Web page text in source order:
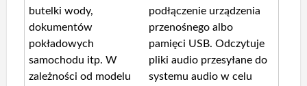
butelki wody,
dokumentów
pokładowych
samochodu itp. W
zależności od modelu
podłączenie urządzenia
przenośnego albo
pamięci USB. Odczytuje
pliki audio przesyłane do
systemu audio w celu